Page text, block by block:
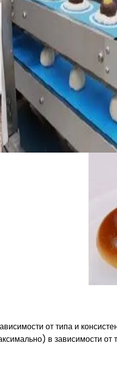
от типа и
в зависимости от